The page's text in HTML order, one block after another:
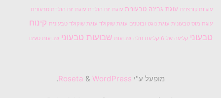
עוגיות קורצנים עוגת גבינה טבעונית עוגת יום הולדת עוגת יום הולדת טבעונית
עוגת מוס טבעונית עוגת נוגט ובוטנים עוגת שוקולד עוגת שוקולד טבעונית קינוח
טבעוני קליעה של 6 קליעת חלה שבועות שבועות טבעוני שבועות טעים
מופעל ע"י & WordPress
.